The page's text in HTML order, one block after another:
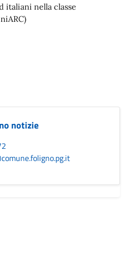
italiani nella classe
notizie